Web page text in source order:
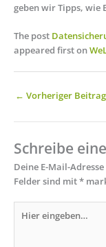
geben wir Tipps, wie
The post
appeared first on
← Vorheriger Beitrag
Schreibe
Deine E-Mail-
Felder sind mit*
eingeben…